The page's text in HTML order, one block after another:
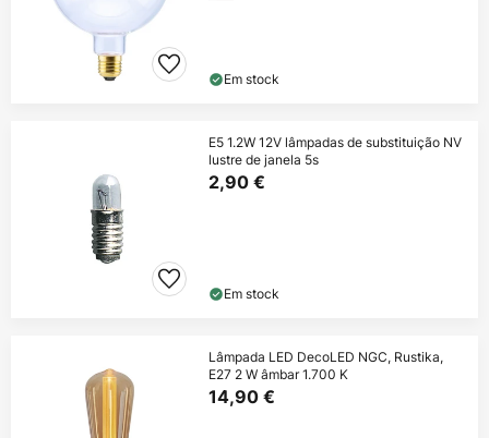
Em stock
E5 1.2W 12V lâmpadas de substituição NV
lustre de janela 5s
2,90 €
Em stock
Lâmpada LED DecoLED NGC, Rustika,
E27 2 W âmbar 1.700 K
14,90 €